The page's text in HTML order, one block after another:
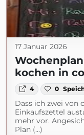
17 Januar 2026
kochen in
4 0
Dass ich zwei von
Einkaufszettel
mehr vor.
Plan (...)